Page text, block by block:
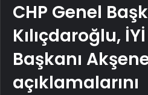
CHP Genel
Kılıçdaroğlu,
Başkanı
açıklamalarını